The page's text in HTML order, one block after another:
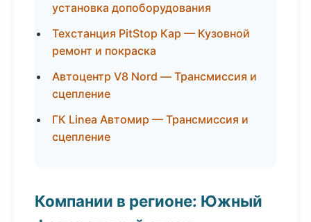
установка допоборудования
Техстанция PitStop Кар — Кузовной
ремонт и покраска
Автоцентр V8 Nord — Трансмиссия и
сцепление
ГК Linea Автомир — Трансмиссия и
сцепление
Компании в регионе: Южный